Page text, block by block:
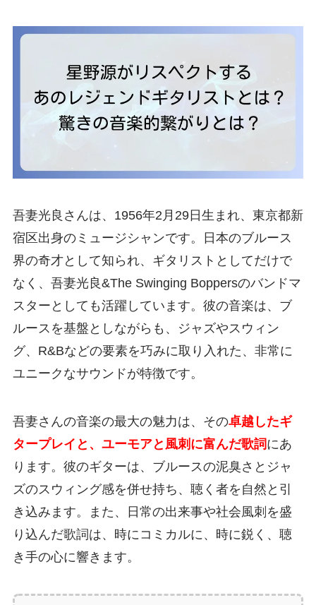
吾妻光良さんは、1956年2月29日生まれ、東京都新
宿区出身のミュージシャンです。日本のブルース
界の奇才として知られ、ギタリストとしてだけで
なく、吾妻光良&The Swinging Boppersのバンドマ
スターとしても活躍しています。彼の音楽は、ブ
ルースを基盤としながらも、ジャズやスウィン
グ、R&Bなどの要素を巧みに取り入れた、非常に
ユニークなサウンドが特徴です。
吾妻さんの音楽の最大の魅力は、その卓越したギ
タープレイと、ユーモアと風刺に富んだ歌詞にあ
ります。彼のギターは、ブルースの泥臭さとジャ
ズのスウィング感を併せ持ち、聴く者を自然と引
き込みます。また、日常の出来事や社会風刺を盛
り込んだ歌詞は、時にコミカルに、時に鋭く、聴
き手の心に響きます。